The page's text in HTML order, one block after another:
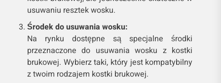
usuwaniu resztek wosku.
Środek do usuwania wosku:
Na rynku dostępne są specjalne środki
przeznaczone do usuwania wosku z kostki
brukowej. Wybierz taki, który jest kompatybilny
z twoim rodzajem kostki brukowej.